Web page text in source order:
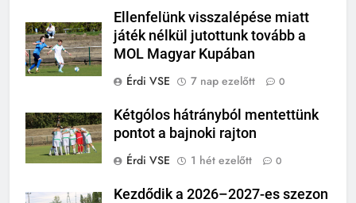
Ellenfelünk visszalépése miatt
játék nélkül jutottunk tovább a
MOL Magyar Kupában
Érdi VSE
7 nap ezelőtt 0
Kétgólos hátrányból mentettünk
pontot a bajnoki rajton
Érdi VSE
1 hét ezelőtt 0
Kezdődik a 2026–2027-es szezon